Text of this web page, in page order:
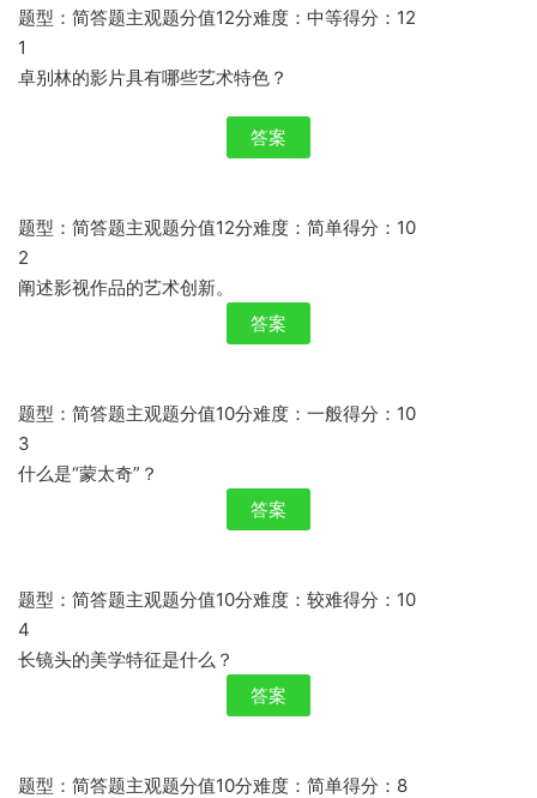
题型：简答题主观题分值12分难度：中等得分：12
1
卓别林的影片具有哪些艺术特色？
答案
题型：简答题主观题分值12分难度：简单得分：10
2
阐述影视作品的艺术创新。
答案
题型：简答题主观题分值10分难度：一般得分：10
3
什么是“蒙太奇”？
答案
题型：简答题主观题分值10分难度：较难得分：10
4
长镜头的美学特征是什么？
答案
题型：简答题主观题分值10分难度：简单得分：8